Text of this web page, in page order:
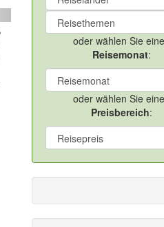
oder wählen Sie
Reisemonat:
oder wählen Sie
Preisbereich: